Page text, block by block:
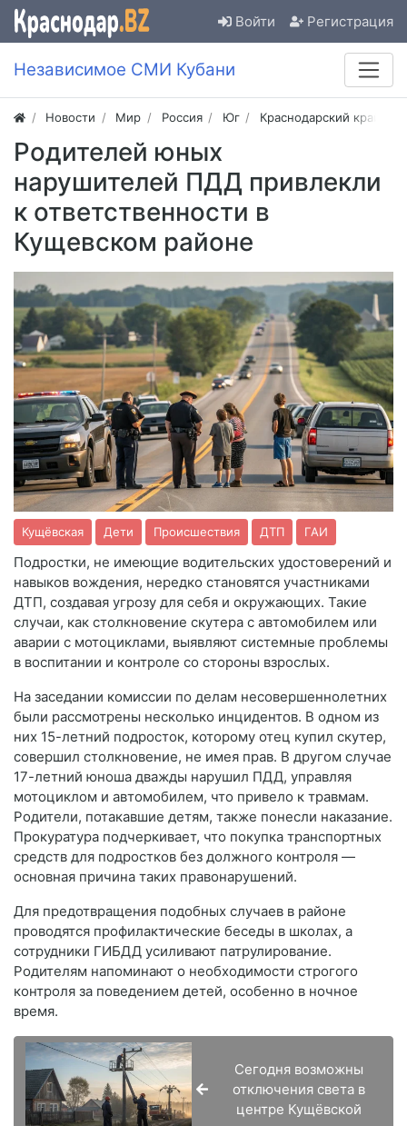
Войти Регистрация
Независимое СМИ Кубани
Новости Мир Россия Юг Краснодарский край
Родителей юных
нарушителей ПДД привлекли
к ответственности в
Кущевском районе
Кущёвская Дети Происшествия ДТП ГАИ
Подростки, не имеющие водительских удостоверений и
навыков вождения, нередко становятся участниками
ДТП, создавая угрозу для себя и окружающих. Такие
случаи, как столкновение скутера с автомобилем или
аварии с мотоциклами, выявляют системные проблемы
в воспитании и контроле со стороны взрослых.
На заседании комиссии по делам несовершеннолетних
были рассмотрены несколько инцидентов. В одном из
них 15-летний подросток, которому отец купил скутер,
совершил столкновение, не имея прав. В другом случае
17-летний юноша дважды нарушил ПДД, управляя
мотоциклом и автомобилем, что привело к травмам.
Родители, потакавшие детям, также понесли наказание.
Прокуратура подчеркивает, что покупка транспортных
средств для подростков без должного контроля —
основная причина таких правонарушений.
Для предотвращения подобных случаев в районе
проводятся профилактические беседы в школах, а
сотрудники ГИБДД усиливают патрулирование.
Родителям напоминают о необходимости строгого
контроля за поведением детей, особенно в ночное
время.
Сегодня возможны
отключения света в
центре Кущёвской